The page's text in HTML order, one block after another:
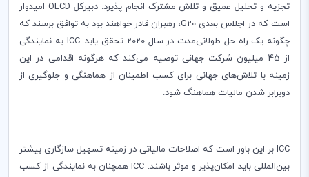
تجزیه و تحلیل عمیق و تلاش مشترک انجام پذیرد. دبیر‌کل OECD امیدوار
است که در اجلاس بعدی G20، رهبران قادر خواهند بود به توافق برسند که
چگونه یک راه‌ حل طولانی‌مدت در سال 2020 تحقق یابد.
ICC ‌به نمایندگی
از 45 میلیون شرکت جهانی توصیه می‌کند که هر‌گونه اقدامی در این
زمینه با تلاش‌های جهانی برای کسب اطمینان از هماهنگی و جلوگیری از
دوبرابر شدن مالیات هماهنگ شود.
ICC بر این باور است که اصلاحات مالیاتی در زمینه تسهیل سازگاری بیشتر
بین‌المللی باید امکان‌پذیر و موثر باشند. ICCهمچنان به نمایندگی از کسب